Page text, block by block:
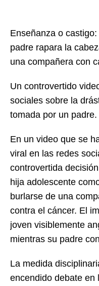
Enseñanza o
padre rapara la
una compañera con
Un controvertido
sociales sobre la
tomada por un padre.
En un video que se
viral en las redes
controvertida
hija adolescente
burlarse de una
contra el cáncer. El
joven visiblemente
mientras su padre
La medida
encendido debate en